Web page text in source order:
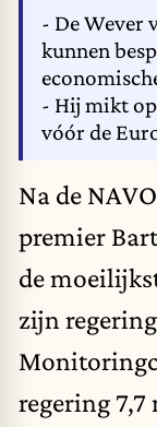
- De Wever
kunnen
- Hij mikt
vóór de
Na de
premier
de
zijn
regering